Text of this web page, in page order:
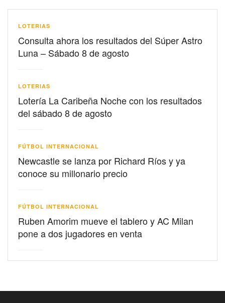
LOTERIAS
Consulta ahora los resultados del Súper Astro
Luna – Sábado 8 de agosto
LOTERIAS
Lotería La Caribeña Noche con los resultados
del sábado 8 de agosto
FÚTBOL INTERNACIONAL
Newcastle se lanza por Richard Ríos y ya
conoce su millonario precio
FÚTBOL INTERNACIONAL
Ruben Amorim mueve el tablero y AC Milan
pone a dos jugadores en venta